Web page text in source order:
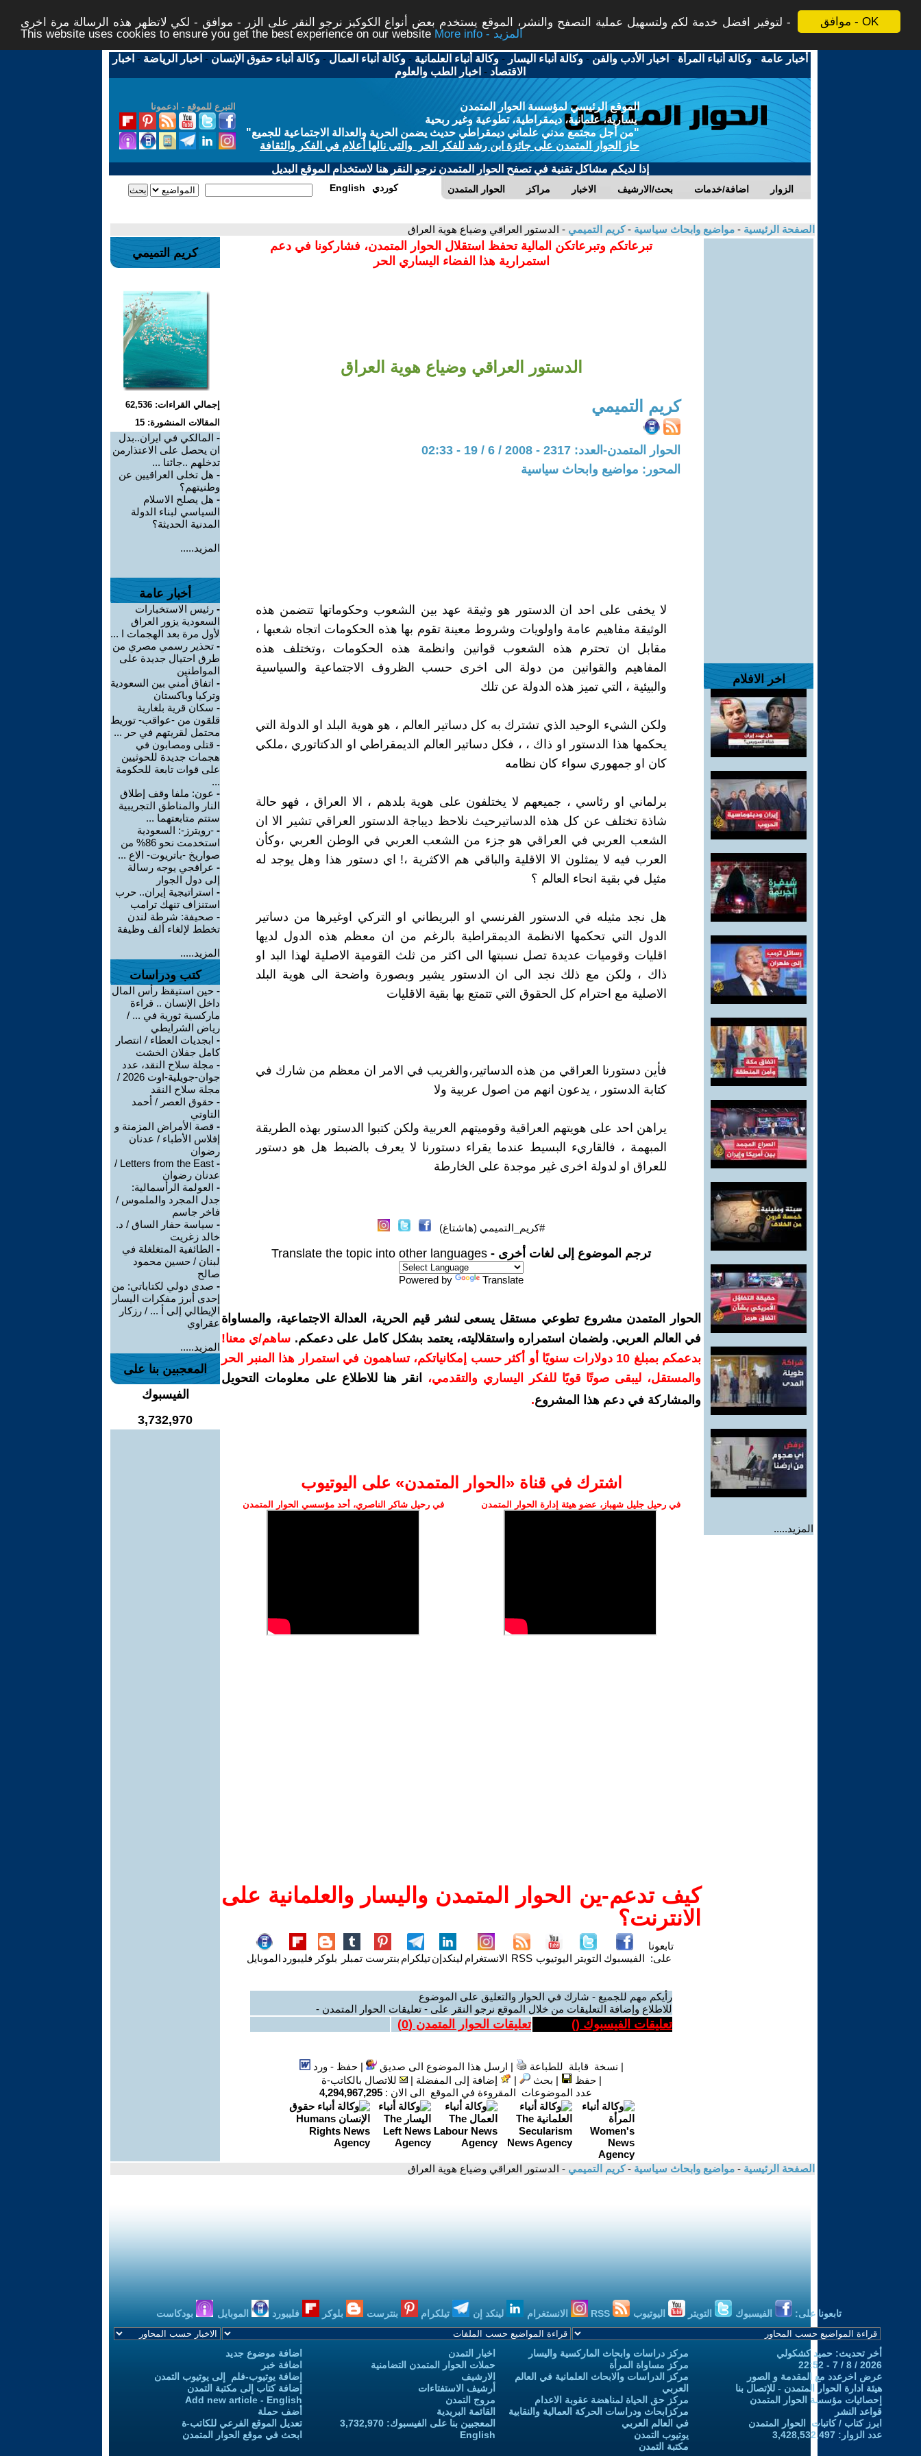
موافق - OK
لتوفير افضل خدمة لكم ولتسهيل عملية التصفح والنشر، الموقع يستخدم بعض أنواع الكوكيز نرجو النقر على الزر - موافق - لكي لاتظهر هذه الرسالة مرة اخرى -
This website uses cookies to ensure you get the best experience on our website
More info - المزيد
أخبار عامة -وكالة أنباء المرأة - اخبار الأدب والفن -وكالة أنباء اليسار -وكالة أنباء العلمانية -وكالة أنباء العمال -وكالة أنباء حقوق الإنسان - اخبار الرياضة - اخبار
الاقتصاد - اخبار الطب والعلوم
التبرع للموقع - ادعمونا
الموقع الرئيسي لمؤسسة الحوار المتمدن
يسارية، علمانية، ديمقراطية، تطوعية وغير ربحية
"من أجل مجتمع مدني علماني ديمقراطي حديث يضمن الحرية والعدالة الاجتماعية للجميع"
حاز الحوار المتمدن على جائزة ابن رشد للفكر الحر والتى نالها أعلام في الفكر والثقافة
إذا لديكم مشاكل تقنية في تصفح الحوار المتمدن نرجو النقر هنا لاستخدام الموقع البديل
الحوار المتمدن مراكز الاخبار بحث/الارشيف اضافة/خدمات الزوار English كوردي
الصفحة الرئيسية - مواضيع وابحاث سياسية -كريم التميمي - الدستور العراقي وضياع هوية العراق
اخر الافلام
المزيد.....
تبرعاتكم وتبرعاتكن المالية تحفظ استقلال الحوار المتمدن، فشاركونا في دعم
استمرارية هذا الفضاء اليساري الحر
الدستور العراقي وضياع هوية العراق
كريم التميمي
الحوار المتمدن-العدد: 2317 - 2008 / 6 / 19 - 02:33
المحور: مواضيع وابحاث سياسية
لا يخفى على احد ان الدستور هو وثيقة عهد بين الشعوب وحكوماتها تتضمن هذه
الوثيقة مفاهيم عامة واولويات وشروط معينة تقوم بها هذه الحكومات اتجاه شعبها ،
مقابل ان تحترم هذه الشعوب قوانين وانظمة هذه الحكومات ،وتختلف هذه
المفاهيم والقوانين من دولة الى اخرى حسب الظروف الاجتماعية والسياسية
والبيئية ، التي تميز هذه الدولة عن تلك
ولكن الشيء الوحيد الذي تشترك به كل دساتير العالم ، هو هوية البلد او الدولة التي
يحكمها هذا الدستور او ذاك ، ، فكل دساتير العالم الديمقراطي او الدكتاتوري ،ملكي
كان او جمهوري سواء كان نظامه
برلماني او رئاسي ، جميعهم لا يختلفون على هوية بلدهم ، الا العراق ، فهو حالة
شاذة تختلف عن كل هذه الدساتيرحيث نلاحظ ديباجة الدستور العراقي تشير الا ان
الشعب العربي في العراقي هو جزء من الشعب العربي في الوطن العربي ،وكأن
العرب فيه لا يمثلون الا الاقلية والباقي هم الاكثرية ،! اي دستور هذا وهل يوجد له
مثيل في بقية انحاء العالم ؟
هل نجد مثيله في الدستور الفرنسي او البريطاني او التركي اوغيرها من دساتير
الدول التي تحكمها الانظمة الديمقراطية بالرغم من ان معظم هذه الدول لديها
اقليات وقوميات عديدة تصل نسبتها الى اكثر من ثلث القومية الاصلية لهذا البد او
ذاك ، ولكن مع ذلك نجد الى ان الدستور يشير وبصورة واضحة الى هوية البلد
الاصلية مع احترام كل الحقوق التي تتمتع بها بقية الاقليات
فأين دستورنا العراقي من هذه الدساتير،والغريب في الامر ان معظم من شارك في
كتابة الدستور ، يدعون انهم من اصول عربية ولا
يراهن احد على هويتهم العراقية وقوميتهم العربية ولكن كتبوا الدستور بهذه الطريقة
المبهمة ، فالقاريء البسيط عندما يقراء دستورنا لا يعرف بالضبط هل هو دستور
للعراق او لدولة اخرى غير موجدة على الخارطة
#كريم_التميمي (هاشتاغ)
ترجم الموضوع إلى لغات أخرى - Translate the topic into other languages
Powered by Translate
الحوار المتمدن مشروع تطوعي مستقل يسعى لنشر قيم الحرية، العدالة الاجتماعية، والمساواة
في العالم العربي. ولضمان استمراره واستقلاليته، يعتمد بشكل كامل على دعمكم. ساهم/ي معنا!
بدعمكم بمبلغ 10 دولارات سنويًا أو أكثر حسب إمكانياتكم، تساهمون في استمرار هذا المنبر الحر
والمستقل، ليبقى صوتًا قويًا للفكر اليساري والتقدمي،
انقر هنا للاطلاع على معلومات التحويل
والمشاركة في دعم هذا المشروع.
اشترك في قناة ‫«الحوار المتمدن» على اليوتيوب
في رحيل جليل شهباز، عضو هيئة إدارة الحوار المتمدن في رحيل شاكر الناصري، أحد مؤسسي الحوار المتمدن
كيف تدعم-ين الحوار المتمدن واليسار والعلمانية على
الانترنت؟
تابعونا
على: الفيسبوك التويتر اليوتيوب RSS الانستغرام لينكدإنتيلكرام بنترست تمبلر بلوكر فليبورد الموبايل
رأيكم مهم للجميع - شارك في الحوار والتعليق على الموضوع
للاطلاع وإضافة التعليقات من خلال الموقع نرجو النقر على - تعليقات الحوار المتمدن -
تعليقات الفيسبوك () تعليقات الحوار المتمدن (0
)
| نسخة قابلة للطباعة | ارسل هذا الموضوع الى صديق |حفظ - ورد
|حفظ | بحث | إضافة إلى المفضلة |
للاتصال بالكاتب-ة
عدد الموضوعات المقروءة في الموقع الى الان : 4,294,967,295
كريم التميمي
إجمالي القراءات: 62,536
المقالات المنشورة: 15
- المالكي في ايران..بدل
ان يحصل على الاعتذارمن
تدخلهم ..جائنا ...
- هل تخلى العراقيين عن
وطنيتهم؟
- هل يصلح الاسلام
السياسي لبناء الدولة
المدنية الحديثة؟
المزيد.....
أخبار عامة
- رئيس الاستخبارات
السعودية يزور العراق
لأول مرة بعد الهجمات ا ...
- تحذير رسمي مصري من
طرق احتيال جديدة على
المواطنين
- اتفاق أمني بين السعودية
وتركيا وباكستان
- سكان قرية بلغارية
قلقون من -عواقب- توريط
محتمل لقريتهم في حر ...
- قتلى ومصابون في
هجمات جديدة للحوثيين
على قوات تابعة للحكومة
...
- عون: ملفا وقف إطلاق
النار والمناطق التجريبية
ستتم متابعتهما ...
- -رويترز-: السعودية
استخدمت نحو 86% من
صواريخ -باتريوت- الاع ...
- عراقجي يوجه رسالة
إلى دول الجوار
- استراتيجية إيران.. حرب
استنزاف تنهك ترامب
- صحيفة: شرطة لندن
تخطط لإلغاء ألف وظيفة
المزيد.....
كتب ودراسات
- حين استيقظ رأس المال
داخل الإنسان .. قراءة
ماركسية ثورية في ... /
رياض الشرايطي
- ابجديات العطاء / انتصار
كامل جفلان الخشت
- مجلة سلاح النقد، عدد
جوان-جويلية-اوت 2026 /
مجلة سلاح النقد
- حقوق العصر / أحمد
التاوتي
- قصة الأمراض المزمنة و
إفلاس الأطباء / عدنان
رضوان
-
Letters from the East /
عدنان رضوان
- العولمة الرأسمالية:
جدل المجرد والملموس /
فاخر جاسم
- سياسة حفار الساق / د.
خالد زغريت
- الطائفية المتغلغلة في
لبنان / حسين محمود
صالح
- صدى دولي لكتاباتي: من
إحدى أبرز مفكرات اليسار
الإيطالي إلى أ ... / رزكار
عقراوي
المزيد.....
المعجبين بنا على
الفيسبوك
3,732,970
الصفحة الرئيسية - مواضيع وابحاث سياسية -كريم التميمي - الدستور العراقي وضياع هوية العراق
تابعونا على: الفيسبوك التويتر اليوتيوب الانستغرام لينكد إن تيلكرام بنترست بلوكر فليبورد الموبايل بودكاست
أخر تحديث: حميد كشكولي
2026 / 8 / 7 - 22:52
عرض اخرعدد مع المقدمة و الصور
هيئة ادارة الحوار المتمدن - للإتصال بنا
إحصائيات مؤسسة الحوار المتمدن
قواعد النشر
ابرز كتاب / كاتبات الحوار المتمدن
عدد الزوار: 3,428,532,497
مركز دراسات وابحاث الماركسية واليسار
مركز مساواة المرأة
مركز الدراسات والابحاث العلمانية في العالم
العربي
مركز حق الحياة لمناهضة عقوبة الاعدام
مركزابحاث ودراسات الحركة العمالية والنقابية
في العالم العربي
يوتيوب التمدن
مكتبة التمدن
اخبار التمدن
حملات الحوار المتمدن التضامنية
الارشيف
أرشيف الاستفتاءات
مروج التمدن
القائمة البريدية
المعجبين بنا على الفيسبوك: 3,732,970
English
اضافة موضوع جديد
اضافة خبر
إضافة يوتيوب-فلم إلى يوتيوب التمدن
إضافة كتاب إلى مكتبة التمدن
Add new article - English
أضف حملة
تعديل الموقع الفرعي للكاتب-ة
ابحث في موقع الحوار المتمدن